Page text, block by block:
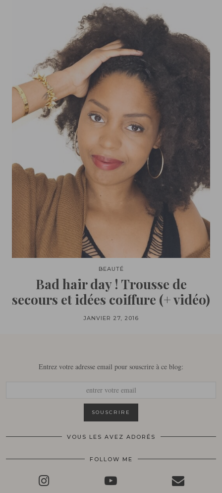
BEAUTÉ
Bad hair day ! Trousse de
secours et idées coiffure (+ vidéo)
JANVIER 27, 2016
Entrez votre adresse email pour souscrire à ce blog:
VOUS LES AVEZ ADORÉS
FOLLOW ME